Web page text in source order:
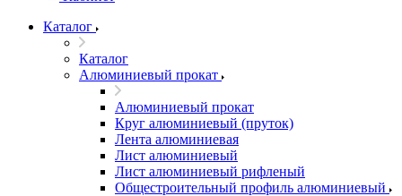
Каталог
Каталог
Алюминиевый прокат
Алюминиевый прокат
Круг алюминиевый (пруток)
Лента алюминиевая
Лист алюминиевый
Лист алюминиевый рифленый
Общестроительный профиль алюминиевый